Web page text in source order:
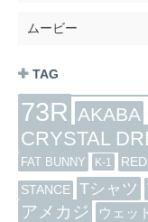
ムービー
TAG
73R AKABA
CRYSTAL
FAT BUNNY K-1
STANCE Tシャツ
アメカジ ウェッ